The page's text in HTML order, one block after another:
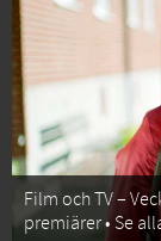
Film och TV –
premiärer • Se